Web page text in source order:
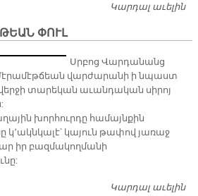
Կարդալ աւելին
ՓՈՒԼ
Սրբոց Վարդանանց
Մէրամէթճեան վարժարանի ի նպաստ
տարեկան աւանդական սիրոյ
խորհուրդը համայնքին
կ՚ակնկալէ՝ կայուն թափով յառաջ
իր բազմակողմանի
Կարդալ աւելին